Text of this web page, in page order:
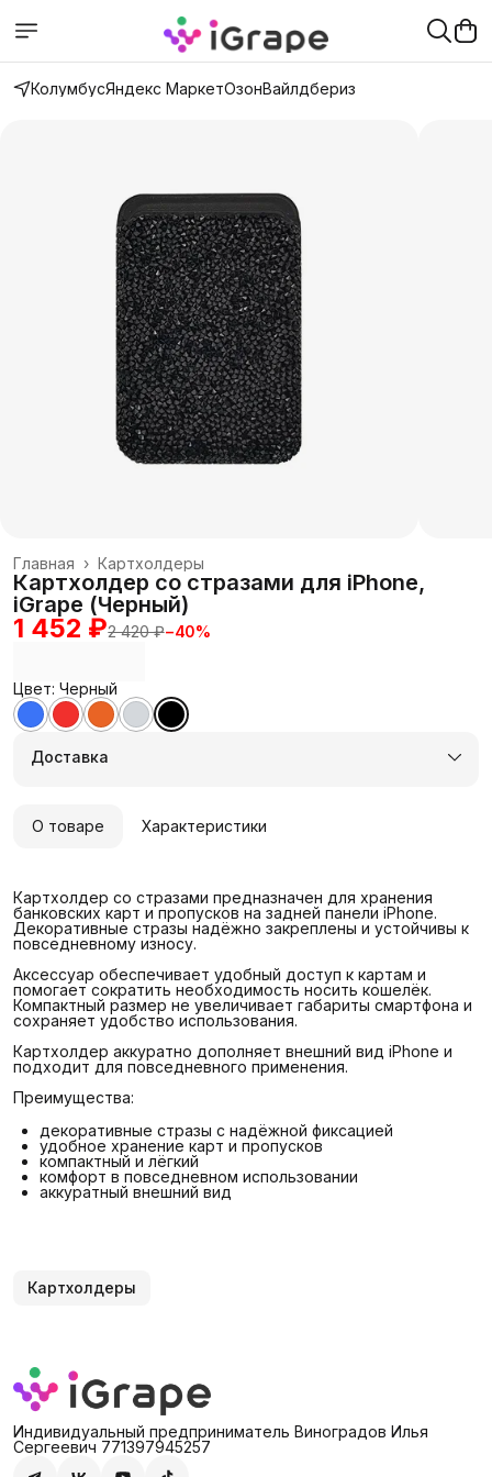
КолумбусЯндекс МаркетОзонВайлдбериз
Картхолдеры
Главная ›
Картхолдер со стразами для iPhone,
iGrape (Черный)
1 452 ₽2 420 ₽−40%
Цвет: Черный
Доставка
О товаре Характеристики
Картхолдер со стразами предназначен для хранения
банковских карт и пропусков на задней панели iPhone.
Декоративные стразы надёжно закреплены и устойчивы к
повседневному износу.
Аксессуар обеспечивает удобный доступ к картам и
помогает сократить необходимость носить кошелёк.
Компактный размер не увеличивает габариты смартфона и
сохраняет удобство использования.
Картхолдер аккуратно дополняет внешний вид iPhone и
подходит для повседневного применения.
Преимущества:
декоративные стразы с надёжной фиксацией
удобное хранение карт и пропусков
компактный и лёгкий
комфорт в повседневном использовании
аккуратный внешний вид
Картхолдеры
Индивидуальный предприниматель Виноградов Илья
Сергеевич 771397945257